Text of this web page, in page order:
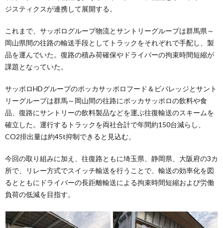
ジスティクスが連携して展開する。
これまで、サッポログループ物流とサントリーグループは群馬県～
岡山県間の往路の輸送手段としてトラックをそれぞれで手配し、製
品を運んでいた。復路の積み荷確保やドライバーの拘束時間短縮が
課題となっていた。
サッポロHDグループのポッカサッポロフード＆ビバレッジとサント
リーグループは群馬～岡山間の往路にポッカサッポロの飲料や食
品、復路にサントリーの飲料製品などを運ぶ往復輸送のスキームを
確立した。運行するトラックを両社合計で年間約150台減らし、
CO2排出量は約45t抑制できると見込む。
今回の取り組みに加え、往復路ともに埼玉県、静岡県、大阪府の3カ
所で、リレー方式でスイッチ輸送を行うことで、輸送の効率化を図
るとともにドライバーの長距離輸送による拘束時間短縮および労働
負荷の低減を目指す。